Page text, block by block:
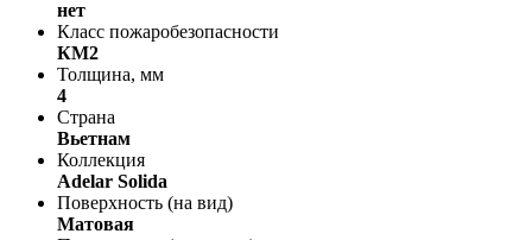
нет
Класс пожаробезопасности
КМ2
Толщина, мм
4
Страна
Вьетнам
Коллекция
Adelar Solida
Поверхность (на вид)
Матовая